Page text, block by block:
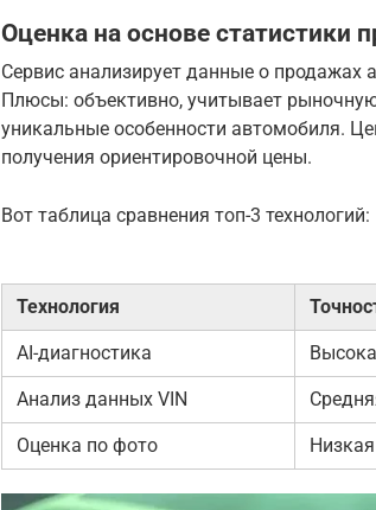
Оценка на основе статистики
Сервис анализирует данные о продажах
Плюсы: объективно, учитывает
уникальные особенности автомобиля.
получения ориентировочной цены.
Вот таблица сравнения топ-3 технологий:
Технология
AI-диагностика
Анализ данных VIN
Оценка по фото Низкая